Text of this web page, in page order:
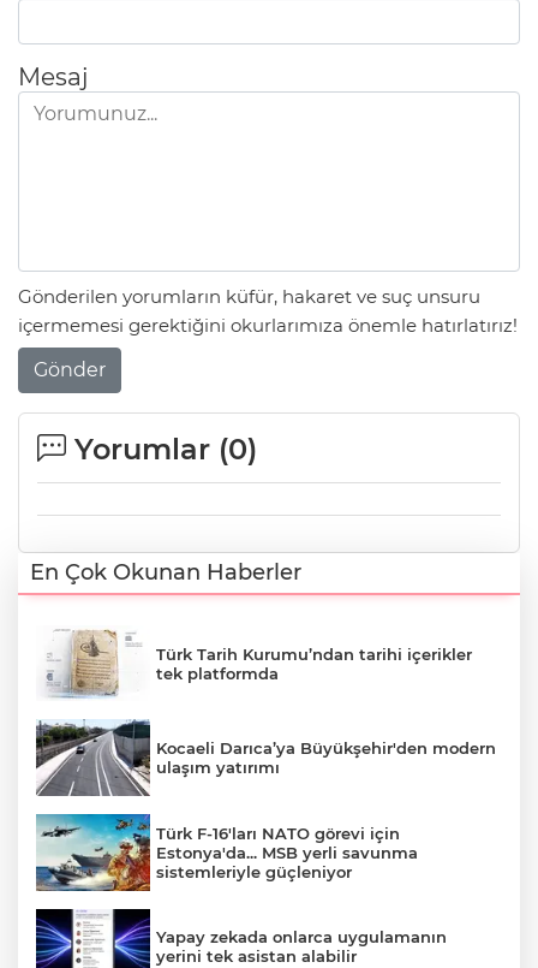
Mesaj
Gönderilen yorumların küfür, hakaret ve suç unsuru
içermemesi gerektiğini okurlarımıza önemle hatırlatırız!
Gönder
Yorumlar (0)
En Çok Okunan Haberler
Türk Tarih Kurumu’ndan tarihi içerikler
tek platformda
Kocaeli Darıca’ya Büyükşehir'den modern
ulaşım yatırımı
Türk F-16'ları NATO görevi için
Estonya'da... MSB yerli savunma
sistemleriyle güçleniyor
Yapay zekada onlarca uygulamanın
yerini tek asistan alabilir